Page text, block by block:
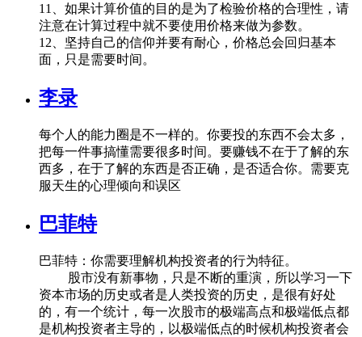
11、如果计算价值的目的是为了检验价格的合理性，请
注意在计算过程中就不要使用价格来做为参数。
12、坚持自己的信仰并要有耐心，价格总会回归基本
面，只是需要时间。
李录
每个人的能力圈是不一样的。你要投的东西不会太多，
把每一件事搞懂需要很多时间。要赚钱不在于了解的东
西多，在于了解的东西是否正确，是否适合你。需要克
服天生的心理倾向和误区
巴菲特
巴菲特：你需要理解机构投资者的行为特征。
股市没有新事物，只是不断的重演，所以学习一下
资本市场的历史或者是人类投资的历史，是很有好处
的，有一个统计，每一次股市的极端高点和极端低点都
是机构投资者主导的，以极端低点的时候机构投资者会